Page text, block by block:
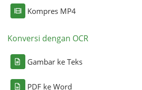
Kompres MP4
Konversi dengan OCR
Gambar ke Teks
PDF ke Word